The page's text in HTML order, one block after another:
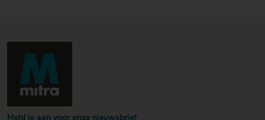
Meld je aan voor onze nieuwsbrief